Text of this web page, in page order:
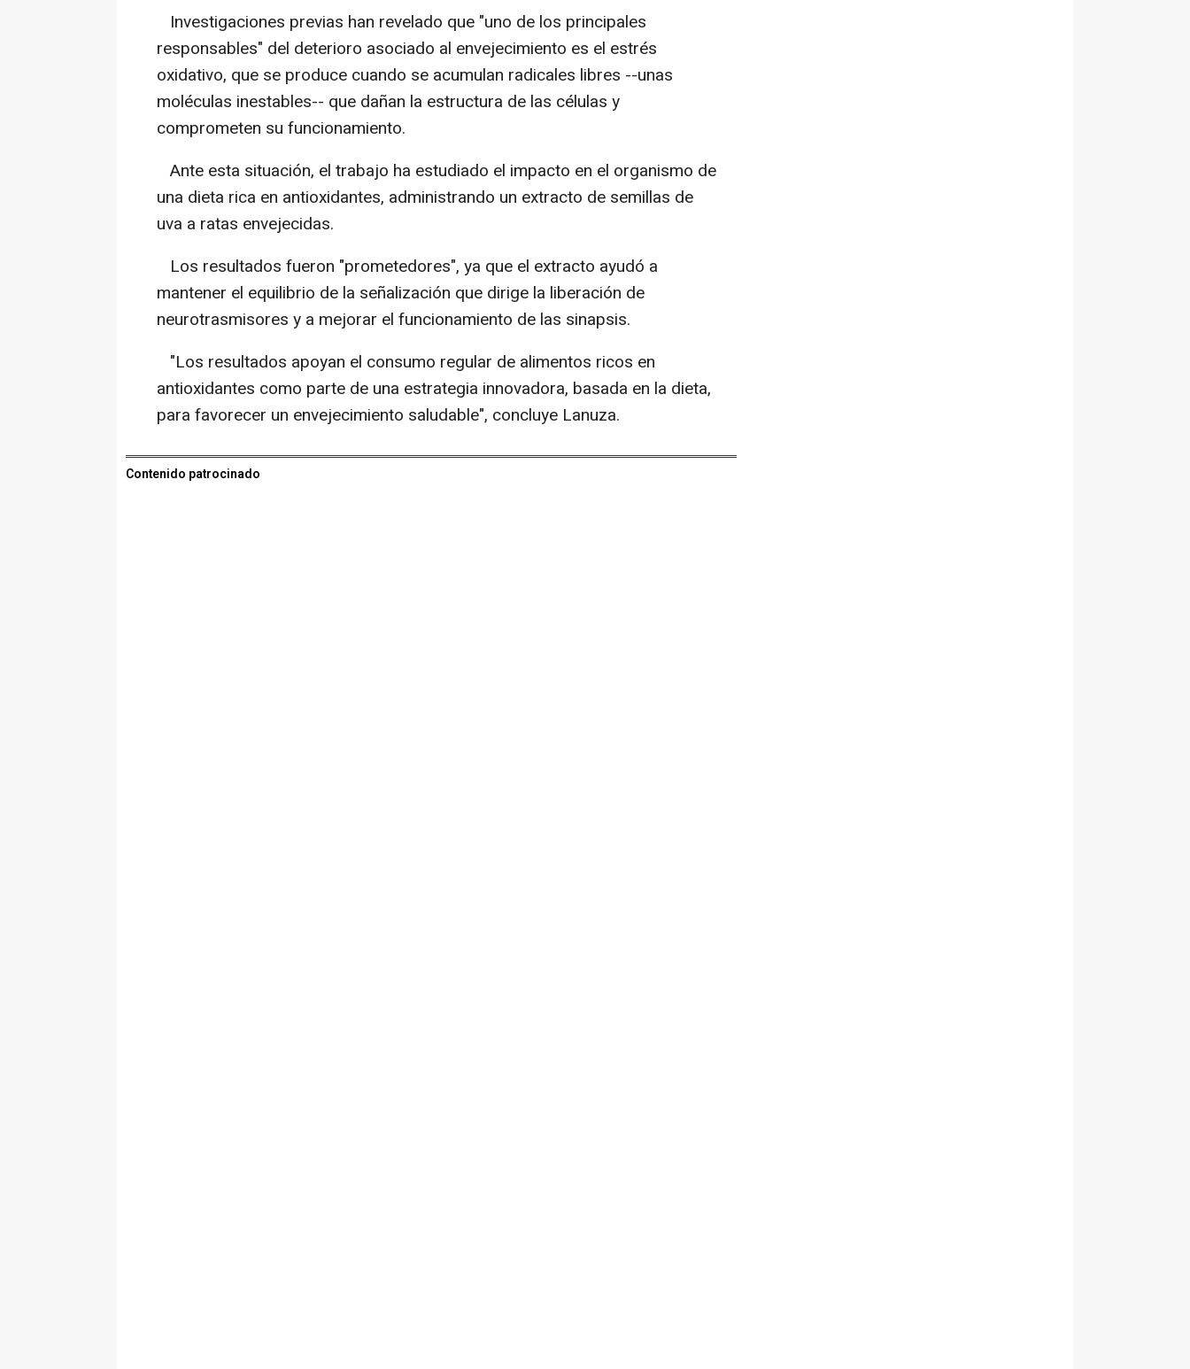
Investigaciones previas han revelado que "uno de los principales
responsables" del deterioro asociado al envejecimiento es el estrés
oxidativo, que se produce cuando se acumulan radicales libres --unas
moléculas inestables-- que dañan la estructura de las células y
comprometen su funcionamiento.
Ante esta situación, el trabajo ha estudiado el impacto en el organismo de
una dieta rica en antioxidantes, administrando un extracto de semillas de
uva a ratas envejecidas.
Los resultados fueron "prometedores", ya que el extracto ayudó a
mantener el equilibrio de la señalización que dirige la liberación de
neurotrasmisores y a mejorar el funcionamiento de las sinapsis.
"Los resultados apoyan el consumo regular de alimentos ricos en
antioxidantes como parte de una estrategia innovadora, basada en la dieta,
para favorecer un envejecimiento saludable", concluye Lanuza.
Contenido patrocinado